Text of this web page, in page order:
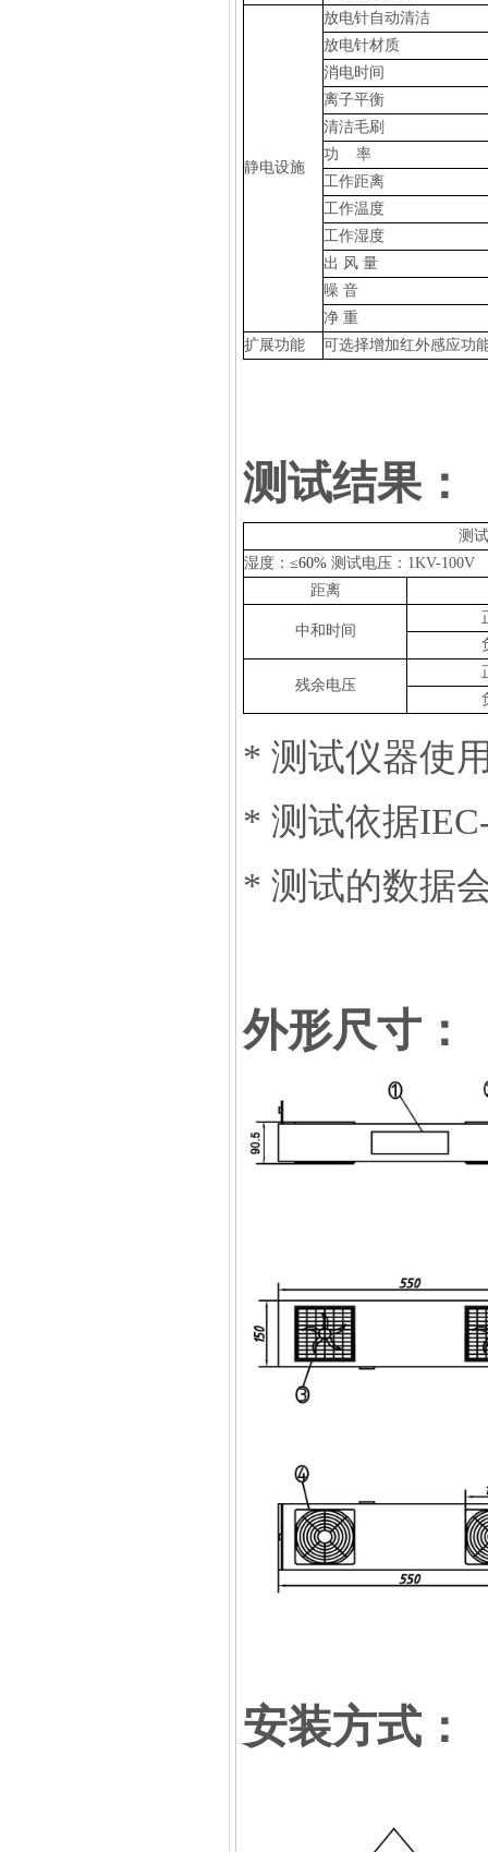
静电设施
放电针自动清洁
放电针材质
消电时间
离子平衡
清洁毛刷
功 率
工作距离
工作温度
工作湿度
出 风 量
噪 音
净 重
扩展功能
可选择增加红外感应功
测试结果：
测
湿度： ≤60% 测试电压：1KV-
距离
中和时间
残余电压
* 测试仪器使
* 测试依据
* 测试的数据
外形尺寸：
安装方式：